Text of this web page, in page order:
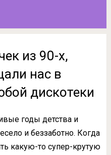
из 90-х,
нас в
дискотеки
годы детства и
и беззаботно. Когда
какую-то супер-крутую